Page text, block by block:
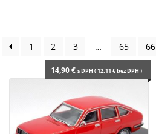
1 2 3 … 65 66
14,90€ s DPH (12,11€bez DPH )